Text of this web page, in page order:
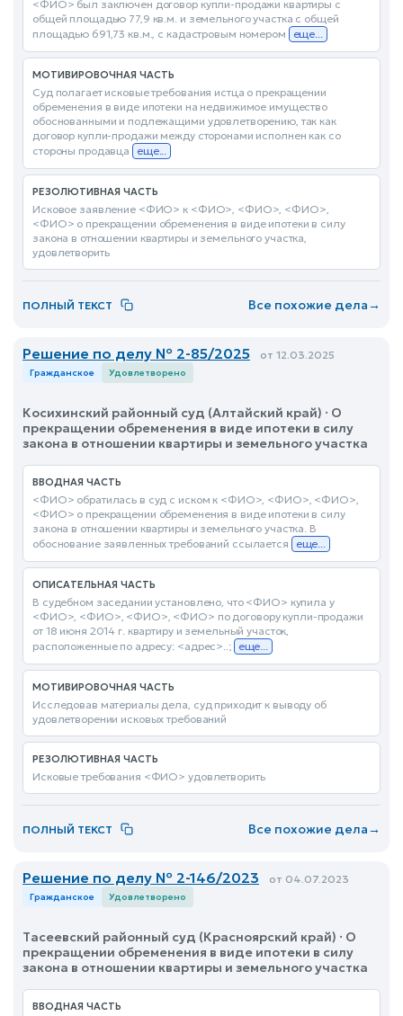
<ФИО> был заключен договор купли-продажи квартиры с
общей площадью 77,9 кв.м. и земельного участка с общей
площадью 691,73 кв.м., с кадастровым номером
еще...
МОТИВИРОВОЧНАЯ ЧАСТЬ
Суд полагает исковые требования истца о прекращении
обременения в виде ипотеки на недвижимое имущество
обоснованными и подлежащими удовлетворению, так как
договор купли-продажи между сторонами исполнен как со
стороны продавца
еще...
РЕЗОЛЮТИВНАЯ ЧАСТЬ
Исковое заявление <ФИО> к <ФИО>, <ФИО>, <ФИО>,
<ФИО> о прекращении обременения в виде ипотеки в силу
закона в отношении квартиры и земельного участка,
удовлетворить
ПОЛНЫЙ ТЕКСТ Все похожие дела→
Решение по делу № 2-85/2025 от 12.03.2025
Гражданское Удовлетворено
Косихинский районный суд (Алтайский край) · О
прекращении обременения в виде ипотеки в силу
закона в отношении квартиры и земельного участка
ВВОДНАЯ ЧАСТЬ
<ФИО> обратилась в суд с иском к <ФИО>, <ФИО>, <ФИО>,
<ФИО> о прекращении обременения в виде ипотеки в силу
закона в отношении квартиры и земельного участка. В
обоснование заявленных требований ссылается
еще...
ОПИСАТЕЛЬНАЯ ЧАСТЬ
В судебном заседании установлено, что <ФИО> купила у
<ФИО>, <ФИО>, <ФИО>, <ФИО> по договору купли-продажи
от 18 июня 2014 г. квартиру и земельный участок,
расположенные по адресу: <адрес>..; еще...
МОТИВИРОВОЧНАЯ ЧАСТЬ
Исследовав материалы дела, суд приходит к выводу об
удовлетворении исковых требований
РЕЗОЛЮТИВНАЯ ЧАСТЬ
Исковые требования <ФИО> удовлетворить
ПОЛНЫЙ ТЕКСТ Все похожие дела→
Решение по делу № 2-146/2023 от 04.07.2023
Гражданское Удовлетворено
Тасеевский районный суд (Красноярский край) · О
прекращении обременения в виде ипотеки в силу
закона в отношении квартиры и земельного участка
ВВОДНАЯ ЧАСТЬ